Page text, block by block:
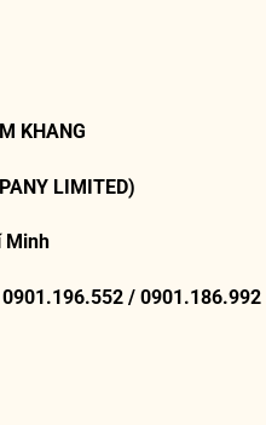
KHANG
LIMITED)
Minh
/ 0901.186.992